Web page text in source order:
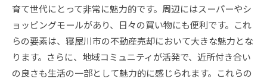
育て世代にとって非常に魅力的です。周辺にはスーパーやシ
ョッピングモールがあり、日々の買い物にも便利です。これ
らの要素は、寝屋川市の不動産売却において大きな魅力とな
ります。さらに、地域コミュニティが活発で、近所付き合い
の良さも生活の一部として魅力的に感じられます。これらの